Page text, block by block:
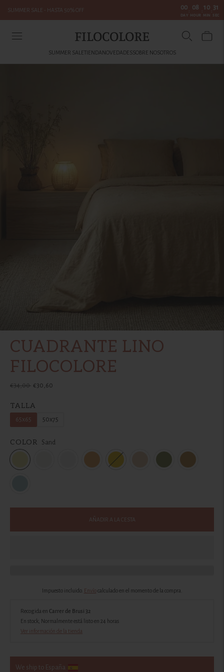
SUMMER SALE - HASTA 50% OFF 00
DAY
: 08
HOUR
: 10
MIN
: 31
SEC
FILOCOLORE
SUMMER SALETIENDANOVEDADESSOBRE NOSOTROS
CUADRANTE LINO
FILOCOLORE
€34,00Precio
€30,60
TALLA
65x65 50x75
COLOR Sand
AÑADIR A LA CESTA
Impuesto incluido. Envíocalculado en el momento de la compra.
Recogida en Carrer de Brusi 32
En stock, Normalmente está listo en 24 horas
Ver información de la tienda
We ship to España